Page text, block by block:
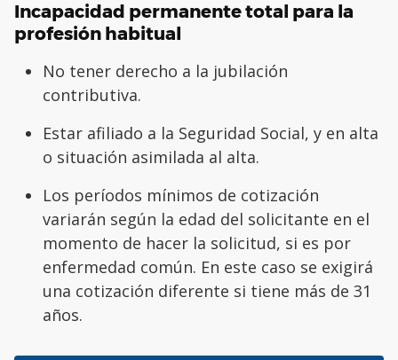
Incapacidad permanente total para la
profesión habitual
No tener derecho a la jubilación
contributiva.
Estar afiliado a la Seguridad Social, y en alta
o situación asimilada al alta.
Los períodos mínimos de cotización
variarán según la edad del solicitante en el
momento de hacer la solicitud, si es por
enfermedad común. En este caso se exigirá
una cotización diferente si tiene más de 31
años.